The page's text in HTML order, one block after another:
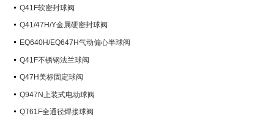
Q41F软密封球阀
Q41/47H/Y金属硬密封球阀
EQ640H/EQ647H气动偏心半球阀
Q41F不锈钢法兰球阀
Q47H美标固定球阀
Q947N上装式电动球阀
QT61F全通径焊接球阀